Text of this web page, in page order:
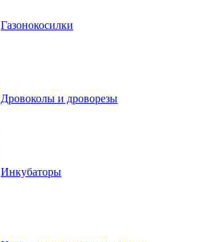
Газонокосилки
Дровоколы и дроворезы
Инкубаторы